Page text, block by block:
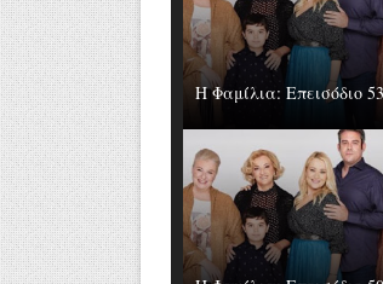
Η Φαμίλια: Επεισόδιο 53